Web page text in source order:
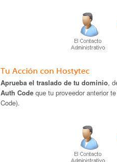
Tu Acción con Hostytec
Aprueba el traslado de tu dominio,
Auth Code que tu proveedor anterior
Code).